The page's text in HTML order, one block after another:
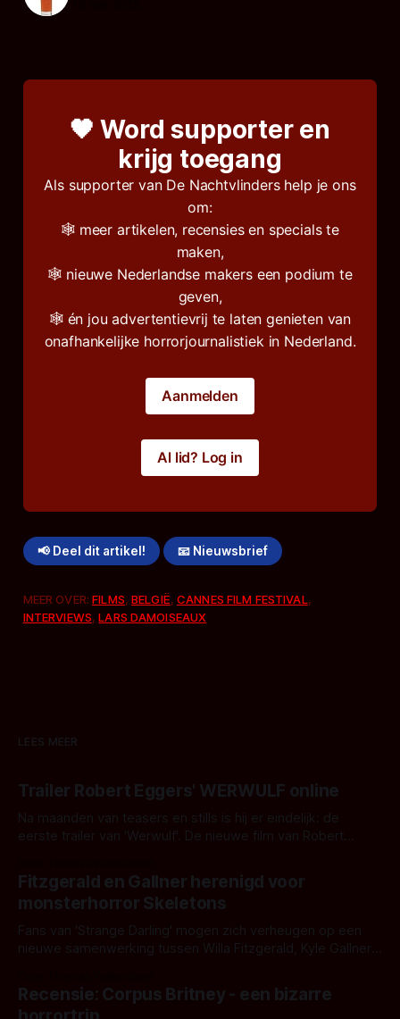
🖤 Word supporter en
krijg toegang
Als supporter van De Nachtvlinders help je ons
om:
🕸️ meer artikelen, recensies en specials te
maken,
🕸️ nieuwe Nederlandse makers een podium te
geven,
🕸️ én jou advertentievrij te laten genieten van
onafhankelijke horrorjournalistiek in Nederland.
Aanmelden
Al lid? Log in
📢 Deel dit artikel! 📧 Nieuwsbrief
MEER OVER:FILMS,BELGIË,CANNES FILM FESTIVAL,
INTERVIEWS,LARS DAMOISEAUX
LEES MEER
Trailer Robert Eggers' WERWULF online
Na maanden van teasers en stills is hij er eindelijk: de
eerste trailer van 'Werwulf'. De nieuwe film van Robert
kille stijl vol folklore en mythe. Het topic deze keer is (kon
het het al raden?)... de weerwolf. Kijk je mee?
Fitzgerald en Gallner herenigd voor
monsterhorror Skeletons
Fans van 'Strange Darling' mogen zich verheugen op een
nieuwe samenwerking tussen Willa Fitzgerald, Kyle Gallner
'Skeletons', een nieuwe creature feature waarvoor de
opnames zijn gestart in Australië.
Recensie: Corpus Britney - een bizarre